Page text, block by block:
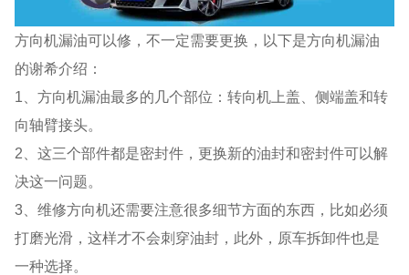
方向机漏油可以修，不一定需要更换，以下是方向机漏油
的谢希介绍：
1、方向机漏油最多的几个部位：转向机上盖、侧端盖和转
向轴臂接头。
2、这三个部件都是密封件，更换新的油封和密封件可以解
决这一问题。
3、维修方向机还需要注意很多细节方面的东西，比如必须
打磨光滑，这样才不会刺穿油封，此外，原车拆卸件也是
一种选择。